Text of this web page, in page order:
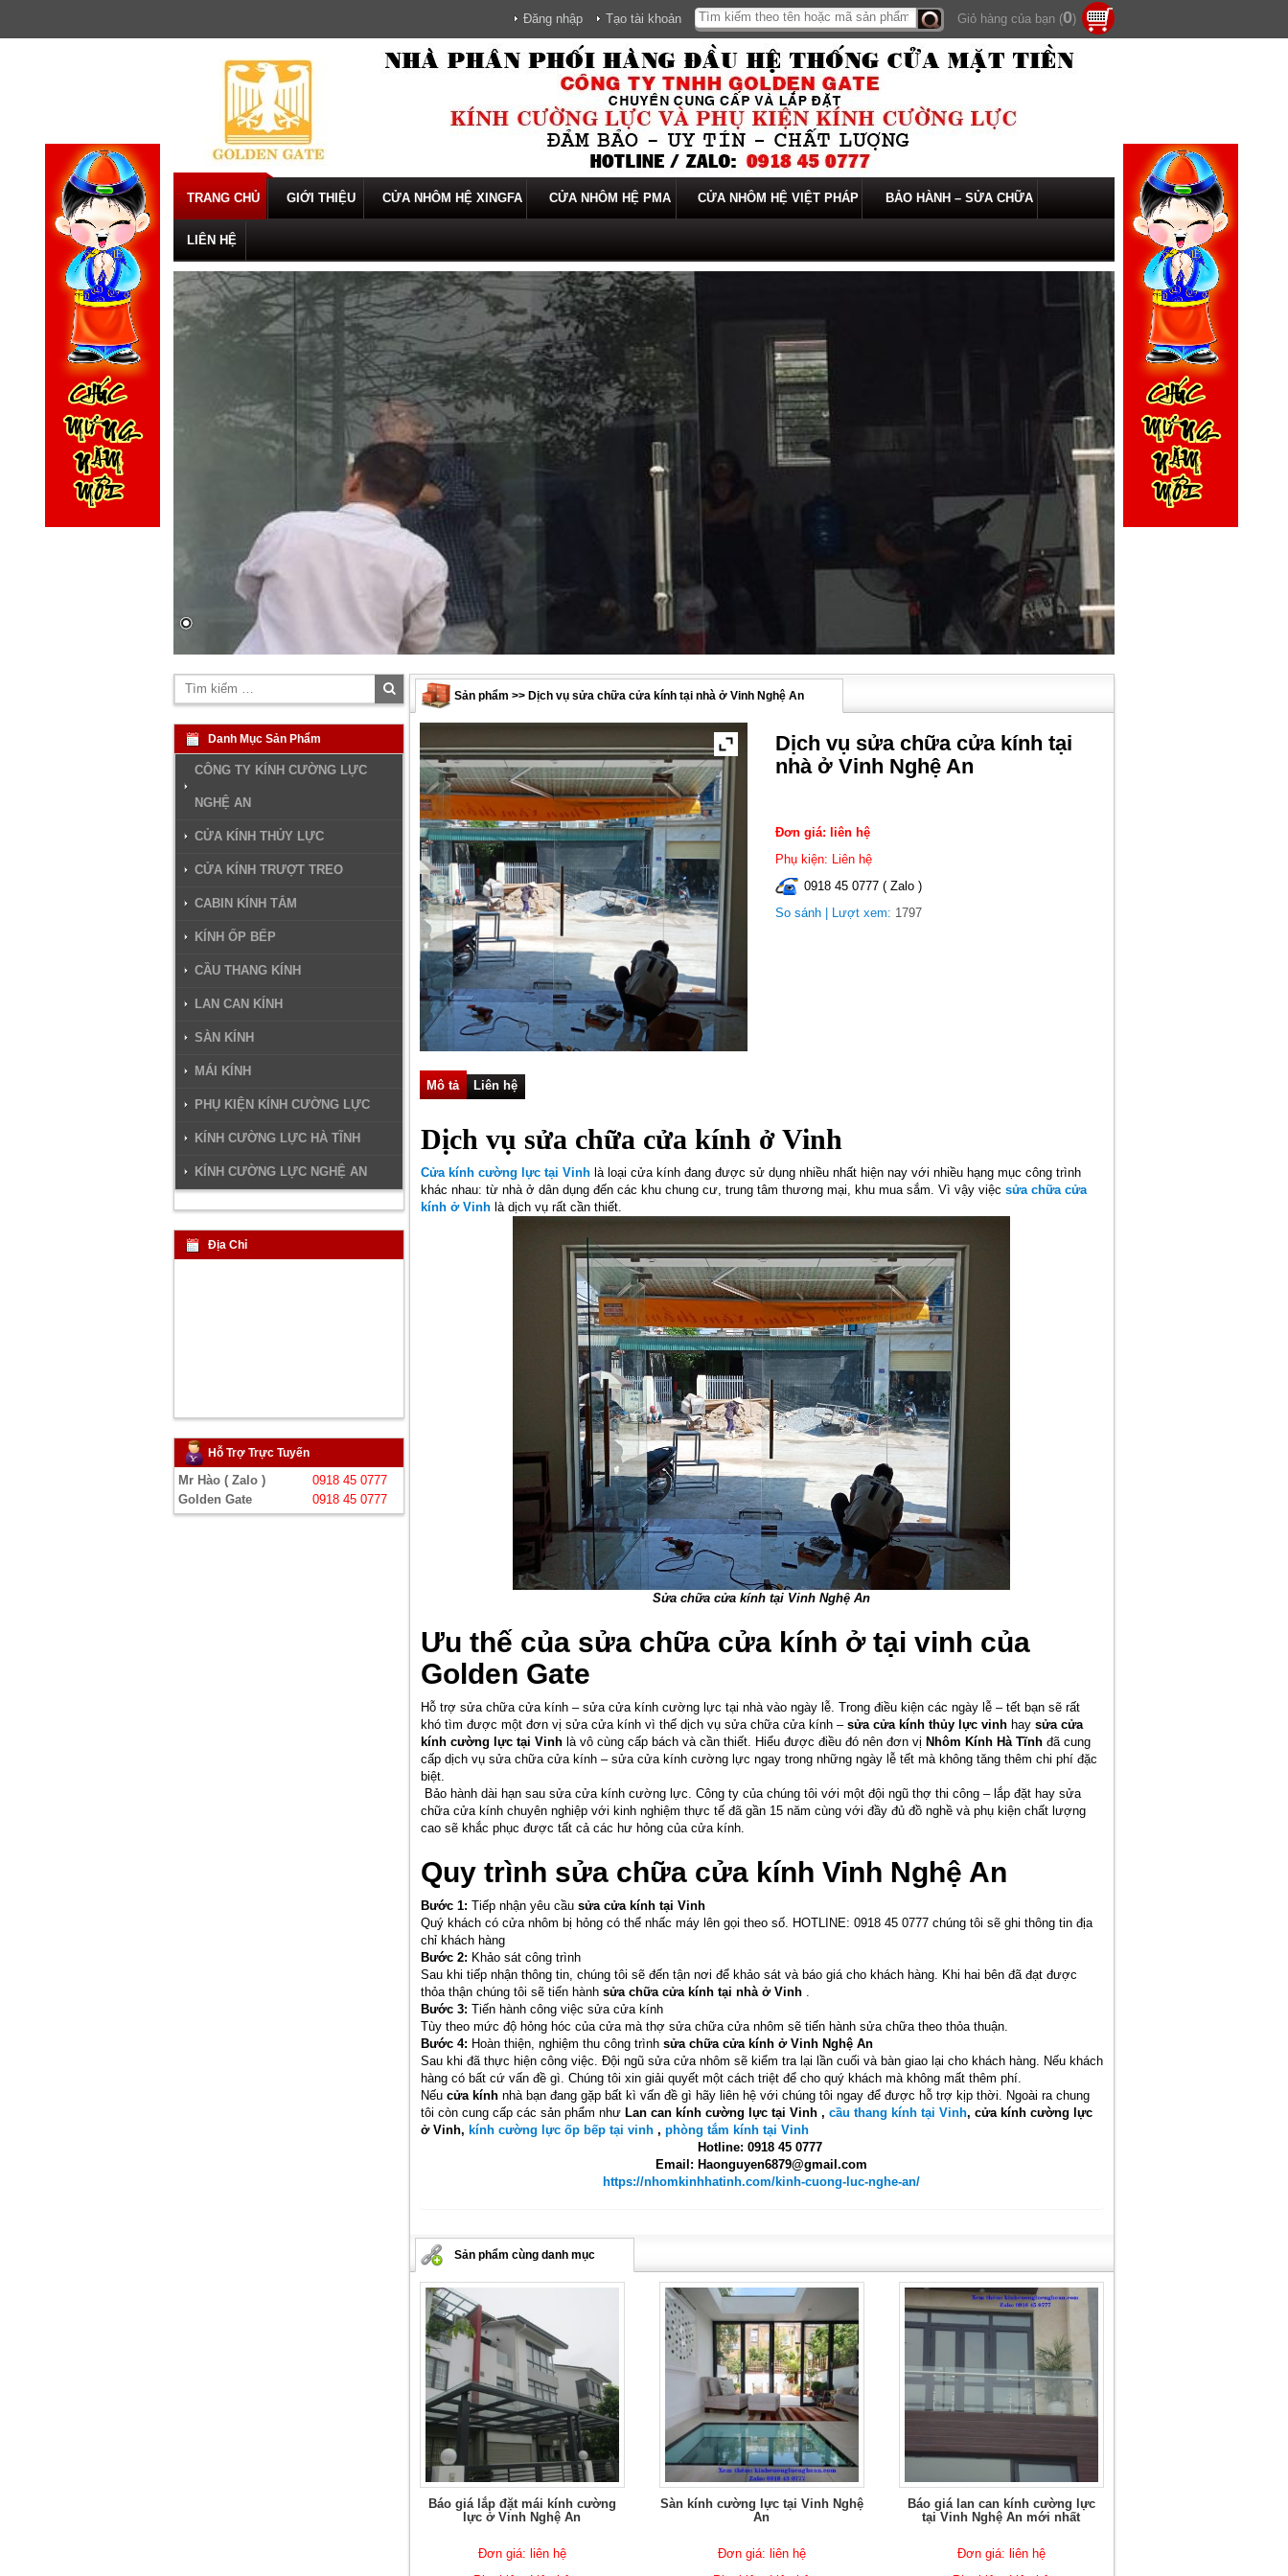
content
Đăng nhập
Tạo tài khoản
Tìm
Giỏ hàng của bạn (0)
TRANG CHỦ GIỚI THIỆU CỬA NHÔM HỆ XINGFA CỬA NHÔM HỆ PMA CỬA NHÔM HỆ VIỆT PHÁP BẢO HÀNH – SỬA CHỮA
LIÊN HỆ
Sản phẩm >> Dịch vụ sửa chữa cửa kính tại nhà ở Vinh Nghệ An
Dịch vụ sửa chữa cửa kính tại
nhà ở Vinh Nghệ An
Đơn giá: liên hệ
Phụ kiện: Liên hệ
0918 45 0777 ( Zalo )
So sánh | Lượt xem: 1797
Mô tả Liên hệ
Dịch vụ sửa chữa cửa kính ở Vinh
Cửa kính cường lực tại Vinhlà loại cửa kính đang được sử dụng nhiều nhất hiện nay với nhiều hạng mục công trình
khác nhau: từ nhà ở dân dụng đến các khu chung cư, trung tâm thương mại, khu mua sắm. Vì vậy việc sửa chữa cửa
kính ở Vinhlà dịch vụ rất cần thiết.
Sửa chữa cửa kính tại Vinh Nghệ An
Ưu thế của sửa chữa cửa kính ở tại vinh của
Golden Gate
Hỗ trợ sửa chữa cửa kính – sửa cửa kính cường lực tại nhà vào ngày lễ. Trong điều kiện các ngày lễ – tết bạn sẽ rất
khó tìm được một đơn vị sửa cửa kính vì thế dịch vụ sửa chữa cửa kính – sửa cửa kính thủy lực vinhhay sửa cửa
kính cường lực tại Vinhlà vô cùng cấp bách và cần thiết. Hiểu được điều đó nên đơn vị Nhôm Kính Hà Tĩnhđã cung
cấp dịch vụ sửa chữa cửa kính – sửa cửa kính cường lực ngay trong những ngày lễ tết mà không tăng thêm chi phí đặc
biệt.
Bảo hành dài hạn sau sửa cửa kính cường lực. Công ty của chúng tôi với một đội ngũ thợ thi công – lắp đặt hay sửa
chữa cửa kính chuyên nghiệp với kinh nghiệm thực tế đã gần 15 năm cùng với đầy đủ đồ nghề và phụ kiện chất lượng
cao sẽ khắc phục được tất cả các hư hỏng của cửa kính.
Quy trình sửa chữa cửa kính Vinh Nghệ An
Bước 1: Tiếp nhận yêu cầu sửa cửa kính tại Vinh
Quý khách có cửa nhôm bị hỏng có thể nhấc máy lên gọi theo số. HOTLINE: 0918 45 0777 chúng tôi sẽ ghi thông tin địa
chỉ khách hàng
Bước 2: Khảo sát công trình
Sau khi tiếp nhận thông tin, chúng tôi sẽ đến tận nơi để khảo sát và báo giá cho khách hàng. Khi hai bên đã đạt được
thỏa thận chúng tôi sẽ tiến hành sửa chữa cửa kính tại nhà ở Vinh.
Bước 3: Tiến hành công việc sửa cửa kính
Tùy theo mức độ hỏng hóc của cửa mà thợ sửa chữa cửa nhôm sẽ tiến hành sửa chữa theo thỏa thuận.
Bước 4: Hoàn thiện, nghiệm thu công trình sửa chữa cửa kính ở Vinh Nghệ An
Sau khi đã thực hiện công việc. Đội ngũ sửa cửa nhôm sẽ kiểm tra lại lần cuối và bàn giao lại cho khách hàng. Nếu khách
hàng có bất cứ vấn đề gì. Chúng tôi xin giải quyết một cách triệt để cho quý khách mà không mất thêm phí.
Nếu cửa kínhnhà bạn đang gặp bất kì vấn đề gì hãy liên hệ với chúng tôi ngay để được hỗ trợ kịp thời. Ngoài ra chung
tôi còn cung cấp các sản phẩm như Lan can kính cường lực tại Vinh , cầu thang kính tại Vinh, cửa kính cường lực
ở Vinh, kính cường lực ốp bếp tại vinh, phòng tắm kính tại Vinh
Hotline: 0918 45 0777
Email: Haonguyen6879@gmail.com
https://nhomkinhhatinh.com/kinh-cuong-luc-nghe-an/
Sản phẩm cùng danh mục
Báo giá lắp đặt mái kính cường
lực ở Vinh Nghệ An
Đơn giá: liên hệ
Sàn kính cường lực tại Vinh Nghệ
An
Đơn giá: liên hệ
Báo giá lan can kính cường lực
tại Vinh Nghệ An mới nhất
Đơn giá: liên hệ
Tìm
kiếm
Danh Mục Sản Phẩm
CÔNG TY KÍNH CƯỜNG LỰC
NGHỆ AN
CỬA KÍNH THỦY LỰC
CỬA KÍNH TRƯỢT TREO
CABIN KÍNH TẮM
KÍNH ỐP BẾP
CẦU THANG KÍNH
LAN CAN KÍNH
SÀN KÍNH
MÁI KÍNH
PHỤ KIỆN KÍNH CƯỜNG LỰC
KÍNH CƯỜNG LỰC HÀ TĨNH
KÍNH CƯỜNG LỰC NGHỆ AN
Địa Chỉ
Hỗ Trợ Trực Tuyến
Mr Hào ( Zalo )
0918 45 0777
Golden Gate
0918 45 0777